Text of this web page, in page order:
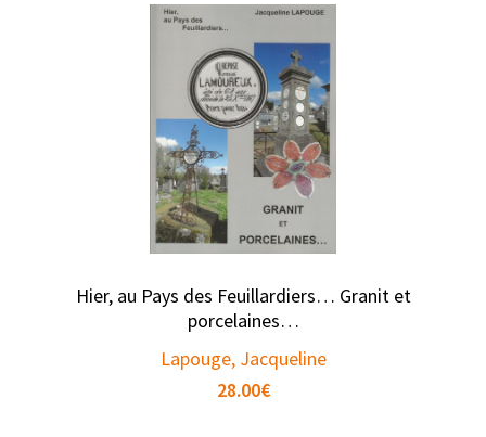
Hier, au Pays des Feuillardiers… Granit et
porcelaines…
Lapouge, Jacqueline
28.00€